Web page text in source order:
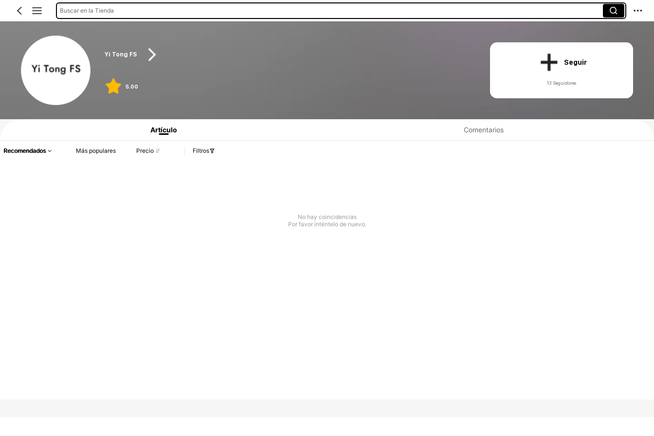
Buscar en la Tienda
Yi Tong FS
5.00
Seguir
13 Seguidores
Artículo Comentarios
Recomendados Más populares Precio Filtros
No hay coincidencias
Por favor inténtelo de nuevo.